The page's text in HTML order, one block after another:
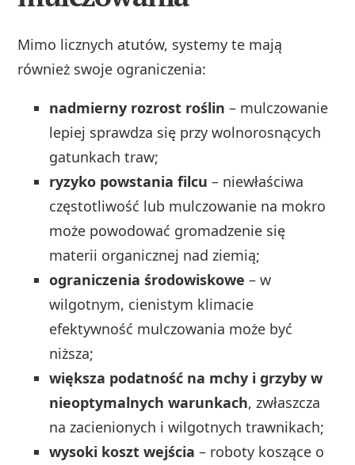
Mimo licznych atutów, systemy te mają
również swoje ograniczenia:
nadmierny rozrost roślin – mulczowanie
lepiej sprawdza się przy wolnorosnących
gatunkach traw;
ryzyko powstania filcu – niewłaściwa
częstotliwość lub mulczowanie na mokro
może powodować gromadzenie się
materii organicznej nad ziemią;
ograniczenia środowiskowe – w
wilgotnym, cienistym klimacie
efektywność mulczowania może być
niższa;
większa podatność na mchy i grzyby w
nieoptymalnych warunkach, zwłaszcza
na zacienionych i wilgotnych trawnikach;
wysoki koszt wejścia – roboty koszące o